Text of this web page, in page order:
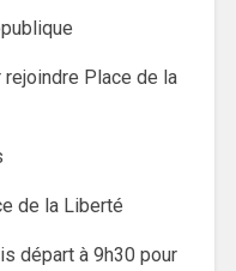
rejoindre Place de la
de la Liberté
départ à 9h30 pour